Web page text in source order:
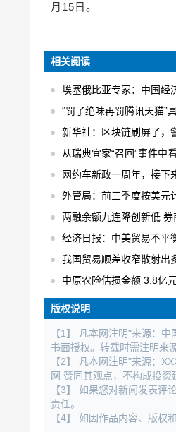
月15日。
相关阅读
埃塞俄比亚专家：中国经
“罚了绝味再罚腾讯天猫”
新华社：区块链刷屏了，
从瑞典宜家“召回”事件中
网约车新政一周年，接下
外管局：前三季度按美元计价银行结
两融余额九连降创新低
经济日报：中美贸易不平衡
我国贸易顺差收窄散射出
中原农险估损金额 3.8亿
版权说明
【1】 凡本网注明"来源：
书面授权。转载时需注明来
【2】 凡本网注明"来源：
网 赞同其观点，不构成投资
【3】 如果您对新闻发表
责任。
【4】 如因作品内容、版权